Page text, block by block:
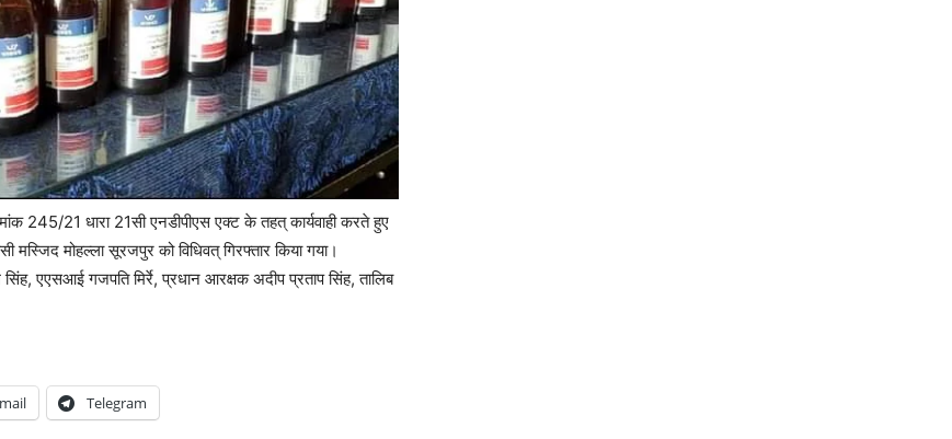
21 धारा 21सी एनडीपीएस एक्ट के तहत् कार्यवाही करते हुए
मोहल्ला सूरजपुर को विधिवत् गिरफ्तार किया गया।
एएसआई गजपति मिर्रे, प्रधान आरक्षक अदीप प्रताप सिंह, तालिब
Telegram